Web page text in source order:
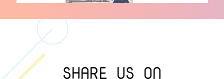
sat
7
sun SHARE US ON